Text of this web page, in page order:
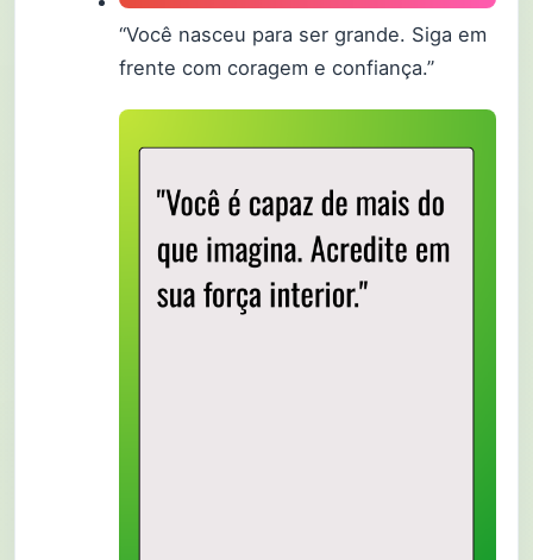
“Você nasceu para ser grande. Siga em
frente com coragem e confiança.”